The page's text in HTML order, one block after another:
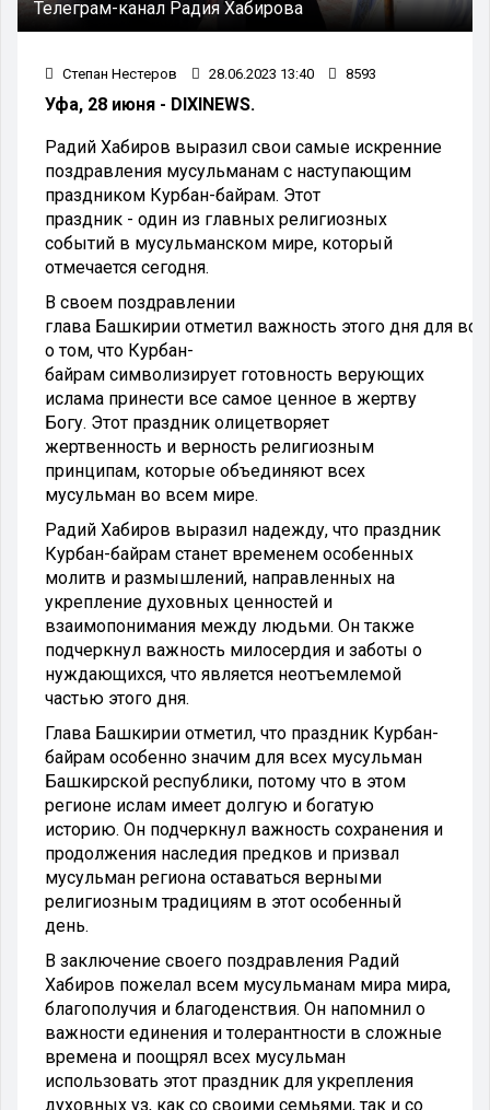
Телеграм-канал Радия Хабирова
Степан Нестеров 28.06.2023 13:40 8593
Уфа, 28 июня - DIXINEWS.
Радий Хабиров выразил свои самые искренние
поздравления мусульманам с наступающим
праздником Курбан-байрам. Этот
праздник - один из главных религиозных
событий в мусульманском мире, который
отмечается сегодня.
В своем поздравлении
глава Башкирии отметил важность этого дня для
о том, что Курбан-
байрам символизирует готовность верующих
ислама принести все самое ценное в жертву
Богу. Этот праздник олицетворяет
жертвенность и верность религиозным
принципам, которые объединяют всех
мусульман во всем мире.
Радий Хабиров выразил надежду, что праздник
Курбан-байрам станет временем особенных
молитв и размышлений, направленных на
укрепление духовных ценностей и
взаимопонимания между людьми. Он также
подчеркнул важность милосердия и заботы о
нуждающихся, что является неотъемлемой
частью этого дня.
Глава Башкирии отметил, что праздник Курбан-
байрам особенно значим для всех мусульман
Башкирской республики, потому что в этом
регионе ислам имеет долгую и богатую
историю. Он подчеркнул важность сохранения и
продолжения наследия предков и призвал
мусульман региона оставаться верными
религиозным традициям в этот особенный
день.
В заключение своего поздравления Радий
Хабиров пожелал всем мусульманам мира мира,
благополучия и благоденствия. Он напомнил о
важности единения и толерантности в сложные
времена и поощрял всех мусульман
использовать этот праздник для укрепления
духовных уз, как со своими семьями, так и со